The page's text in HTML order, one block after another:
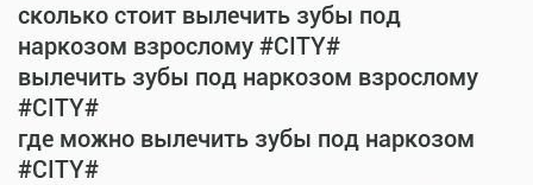
сколько стоит вылечить зубы под
наркозом взрослому #CITY#
вылечить зубы под наркозом взрослому
#CITY#
где можно вылечить зубы под наркозом
#CITY#